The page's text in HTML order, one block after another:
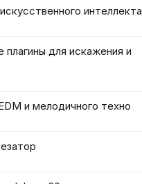
интеллекта
плагины для искажения и
и мелодичного техно